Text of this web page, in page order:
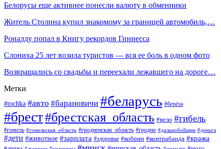
Белорусы еще активнее понесли валюту в обменники
Житель Столина купил знакомому за границей автомобиль,…
Роналду попал в Книгу рекордов Гиннесса
Слониха 25 лет возила туристов — вся ее боль в одном фото
Возвращались со свадьбы и переехали лежавшего на дороге…
Метки
#tochka #авто #барановичи #беларусь #берёза
#брест#брестская_область #вело #гибель
#гомель #гомельская_область #гродненская_область #гродно #дальнобойщик #деньга
#дети #животное #зарплата #здоровье #кобрин #контрабанда #кража